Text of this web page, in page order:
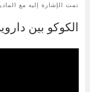
تمت الإشارة إليه مع
الكوكو بين